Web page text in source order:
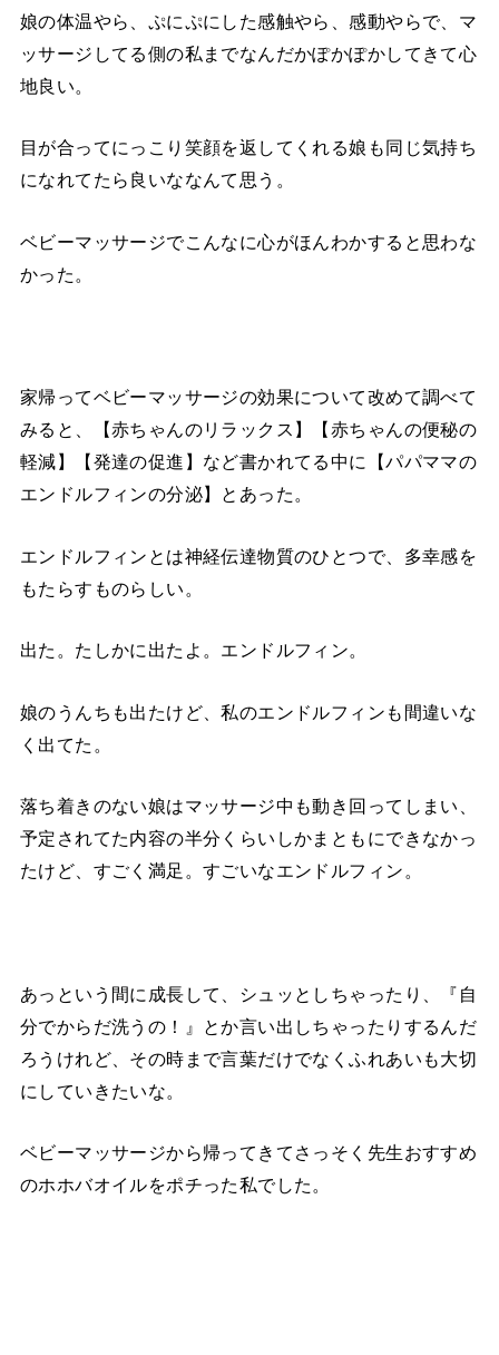
娘の体温やら、ぷにぷにした感触やら、感動やらで、マ
ッサージしてる側の私までなんだかぽかぽかしてきて心
地良い。
目が合ってにっこり笑顔を返してくれる娘も 同じ気持ち
になれてたら良いななんて思う。
ベビーマッサージでこんなに心がほんわかすると思わな
かった。
家帰ってベビーマッサージの効果について改めて調べて
みると、【赤ちゃんのリラックス】【赤ちゃんの便秘の
軽減】【発達の促進】など書かれてる中に【パパママの
エンドルフィンの分泌】とあった。
エンドルフィンとは神経伝達物質のひとつで、多幸感を
もたらすものらしい。
出た。たしかに出たよ。エンドルフィン。
娘のうんちも出たけど、私のエンドルフィンも間違いな
く出てた。
落ち着きのない娘はマッサージ中も動き回ってしまい、
予定されてた内容の半分くらいしかまともにできなかっ
たけど、すごく満足。すごいなエンドルフィン。
あっという間に成長して、シュッとしちゃったり、『自
分でからだ洗うの！』とか言い出しちゃったりするんだ
ろうけれど、その時まで言葉だけでなくふれあいも大切
にしていきたいな。
ベビーマッサージから帰ってきてさっそく先生おすすめ
のホホバオイルをポチった私でした。